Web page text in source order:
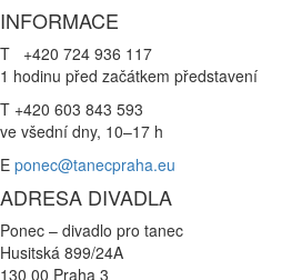
INFORMACE
T +420 724 936 117
1 hodinu před začátkem představení
T +420 603 843 593
ve všední dny, 10–17 h
E ponec@tanecpraha.eu
ADRESA DIVADLA
Ponec – divadlo pro tanec
Husitská 899/24A
130 00 Praha 3